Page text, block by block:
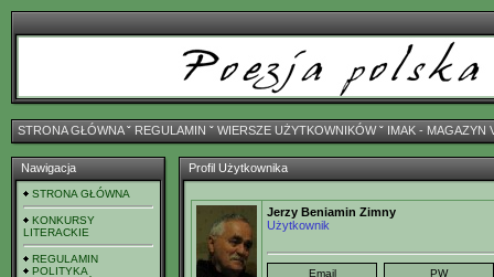
STRONA GŁÓWNAˇ REGULAMIN ˇ WIERSZE UŻYTKOWNIKÓWˇ IMAK - MAGAZYN
Nawigacja
STRONA GŁÓWNA
KONKURSY
LITERACKIE
REGULAMIN
POLITYKA
Profil Użytkownika
Jerzy Beniamin Zimny
Użytkownik